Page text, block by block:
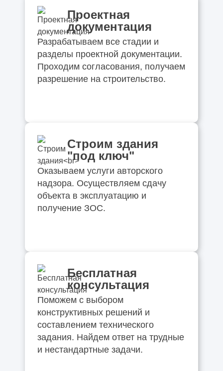
Проектная
документация
Разрабатываем все стадии и
разделы проектной документации.
Проходим согласования, получаем
разрешение на строительство.
Строим здания
"под ключ"
Оказываем услуги авторского
надзора. Осуществляем сдачу
объекта в эксплуатацию и
получение ЗОС.
Бесплатная
консультация
Поможем с выбором
конструктивных решений и
составлением технического
задания. Найдем ответ на трудные
и нестандартные задачи.